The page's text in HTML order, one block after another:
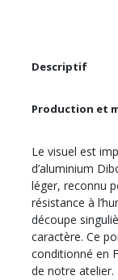
Descriptif
Production et
Le visuel est
d’aluminium
léger, reconnu
résistance à
découpe
caractère. Ce
conditionné en
de notre atelier.​